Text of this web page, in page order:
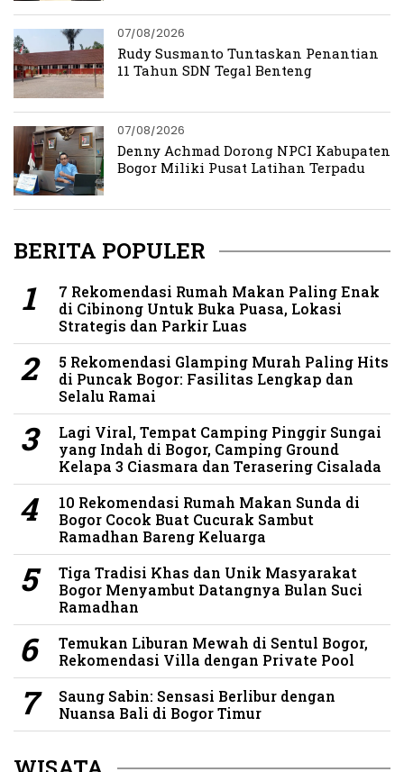
07/08/2026
Rudy Susmanto Tuntaskan Penantian
11 Tahun SDN Tegal Benteng
07/08/2026
Denny Achmad Dorong NPCI Kabupaten
Bogor Miliki Pusat Latihan Terpadu
BERITA POPULER
7 Rekomendasi Rumah Makan Paling Enak
di Cibinong Untuk Buka Puasa, Lokasi
Strategis dan Parkir Luas
5 Rekomendasi Glamping Murah Paling Hits
di Puncak Bogor: Fasilitas Lengkap dan
Selalu Ramai
Lagi Viral, Tempat Camping Pinggir Sungai
yang Indah di Bogor, Camping Ground
Kelapa 3 Ciasmara dan Terasering Cisalada
10 Rekomendasi Rumah Makan Sunda di
Bogor Cocok Buat Cucurak Sambut
Ramadhan Bareng Keluarga
Tiga Tradisi Khas dan Unik Masyarakat
Bogor Menyambut Datangnya Bulan Suci
Ramadhan
Temukan Liburan Mewah di Sentul Bogor,
Rekomendasi Villa dengan Private Pool
Saung Sabin: Sensasi Berlibur dengan
Nuansa Bali di Bogor Timur